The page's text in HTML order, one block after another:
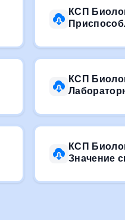
КСП
КСП
КСП
Значение